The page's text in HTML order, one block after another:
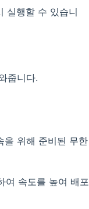
실행할 수 있습니
줍니다.
을 위해 준비된 무한
여 속도를 높여 배포